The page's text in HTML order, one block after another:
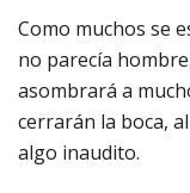
Como muchos se
no parecía
asombrará a
cerrarán la boca,
algo inaudito.